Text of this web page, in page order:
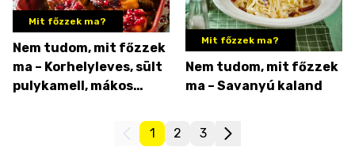
Mit főzzek ma?
Nem tudom, mit főzzek
ma – Korhelyleves, sült
pulykamell, mákos
Mit főzzek ma?
Nem tudom, mit főzzek
ma – Savanyú kaland
1 2 3